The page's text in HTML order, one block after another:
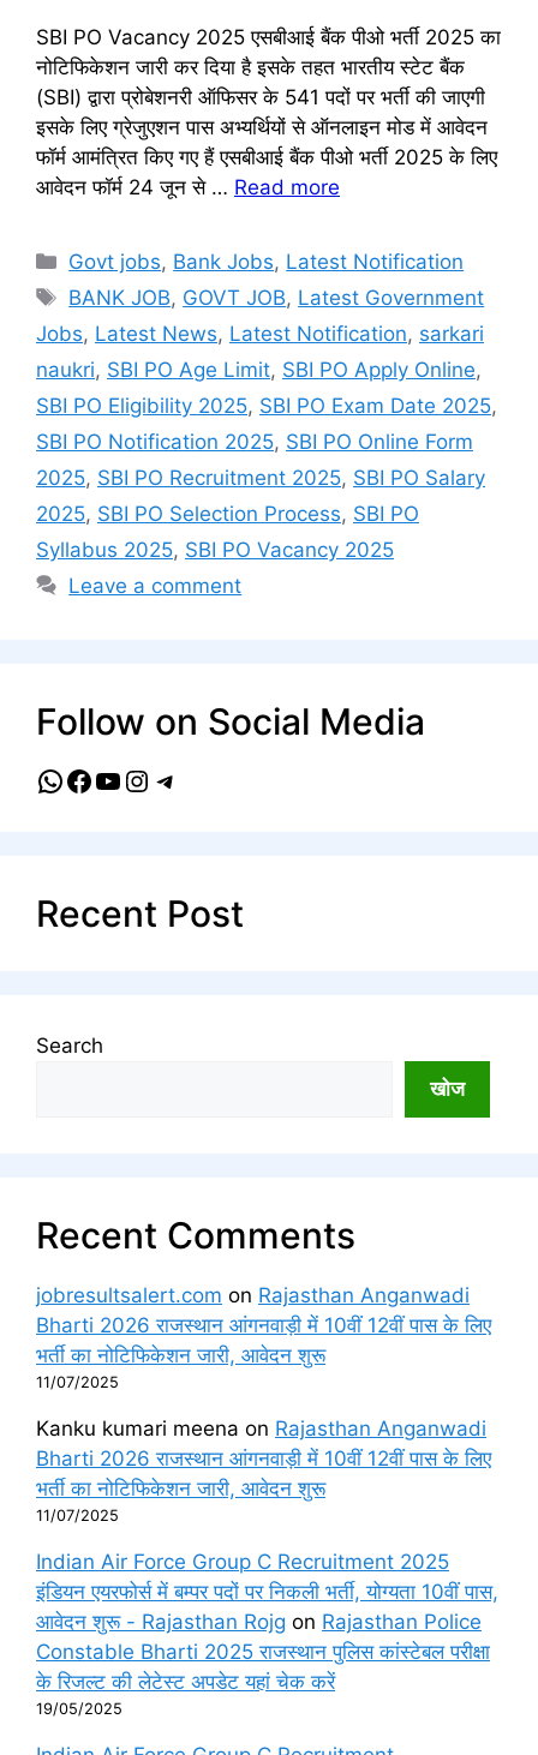
SBI PO Vacancy 2025 एसबीआई बैंक पीओ भर्ती 2025 का
नोटिफिकेशन जारी कर दिया है इसके तहत भारतीय स्टेट बैंक
(SBI) द्वारा प्रोबेशनरी ऑफिसर के 541 पदों पर भर्ती की जाएगी
इसके लिए ग्रेजुएशन पास अभ्यर्थियों से ऑनलाइन मोड में आवेदन
फॉर्म आमंत्रित किए गए हैं एसबीआई बैंक पीओ भर्ती 2025 के लिए
आवेदन फॉर्म 24 जून से … Read more
Categories
Govt jobs, Bank Jobs, Latest Notification
Tags
BANK JOB, GOVT JOB, Latest Government
Jobs, Latest News, Latest Notification, sarkari
naukri, SBI PO Age Limit, SBI PO Apply Online,
SBI PO Eligibility 2025, SBI PO Exam Date 2025,
SBI PO Notification 2025, SBI PO Online Form
2025, SBI PO Recruitment 2025, SBI PO Salary
2025, SBI PO Selection Process, SBI PO
Syllabus 2025, SBI PO Vacancy 2025
Leave a comment
Follow on Social Media
WhatsApp
Facebook
YouTube
Instagram
Telegram
Recent Post
Search
खोज
Recent Comments
jobresultsalert.com on Rajasthan Anganwadi
Bharti 2026 राजस्थान आंगनवाड़ी में 10वीं 12वीं पास के लिए
भर्ती का नोटिफिकेशन जारी, आवेदन शुरू
11/07/2025
Kanku kumari meena on Rajasthan Anganwadi
Bharti 2026 राजस्थान आंगनवाड़ी में 10वीं 12वीं पास के लिए
भर्ती का नोटिफिकेशन जारी, आवेदन शुरू
11/07/2025
Indian Air Force Group C Recruitment 2025
इंडियन एयरफोर्स में बम्पर पदों पर निकली भर्ती, योग्यता 10वीं पास,
आवेदन शुरू - Rajasthan Rojg on Rajasthan Police
Constable Bharti 2025 राजस्थान पुलिस कांस्टेबल परीक्षा
के रिजल्ट की लेटेस्ट अपडेट यहां चेक करें
19/05/2025